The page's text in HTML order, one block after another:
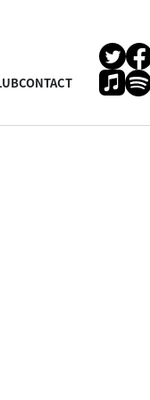
CONTACT